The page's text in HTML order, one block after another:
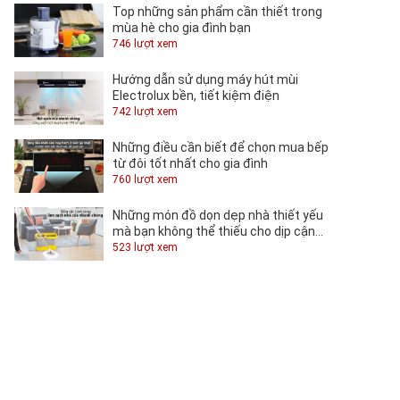
Top những sản phẩm cần thiết trong
mùa hè cho gia đình bạn
746 lượt xem
Hướng dẫn sử dụng máy hút mùi
Electrolux bền, tiết kiệm điện
742 lượt xem
Những điều cần biết để chọn mua bếp
từ đôi tốt nhất cho gia đình
760 lượt xem
Những món đồ dọn dẹp nhà thiết yếu
mà bạn không thể thiếu cho dịp cận
Tết
523 lượt xem